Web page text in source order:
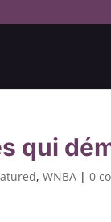
qui
,WNBA |0